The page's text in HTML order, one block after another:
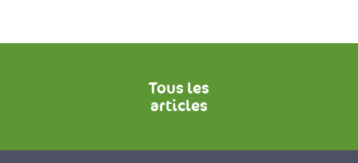
Tous les
articles